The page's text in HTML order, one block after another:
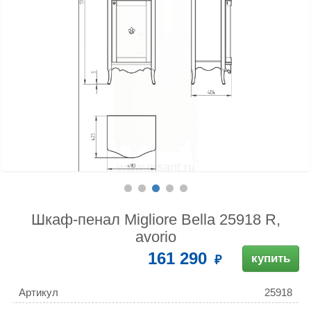
Шкаф-пенал Migliore Bella 25918 R,
avorio
161 290 купить
Артикул 25918